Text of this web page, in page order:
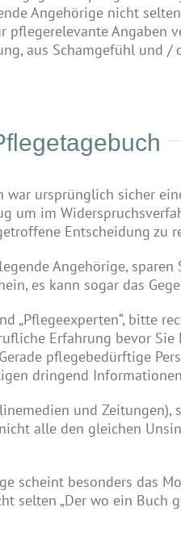
Angehörige nicht
pflegerelevante Angaben
aus Schamgefühl und
war ursprünglich sicher
um im
Entscheidung zu
Angehörige,
es kann sogar das
„Pflegeexperten“, bitte
Erfahrung bevor
pflegebedürftige
dringend
und Zeitungen),
alle den gleichen
scheint besonders das
selten „Der wo ein Buch